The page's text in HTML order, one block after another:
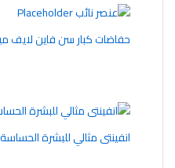
حفاضات كبار سن فاين لايف
انفينتى مثالي للبشرة